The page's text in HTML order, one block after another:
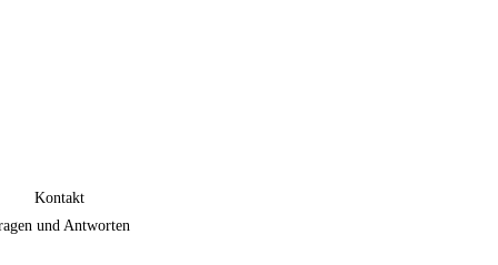
Kontakt
und Antworten